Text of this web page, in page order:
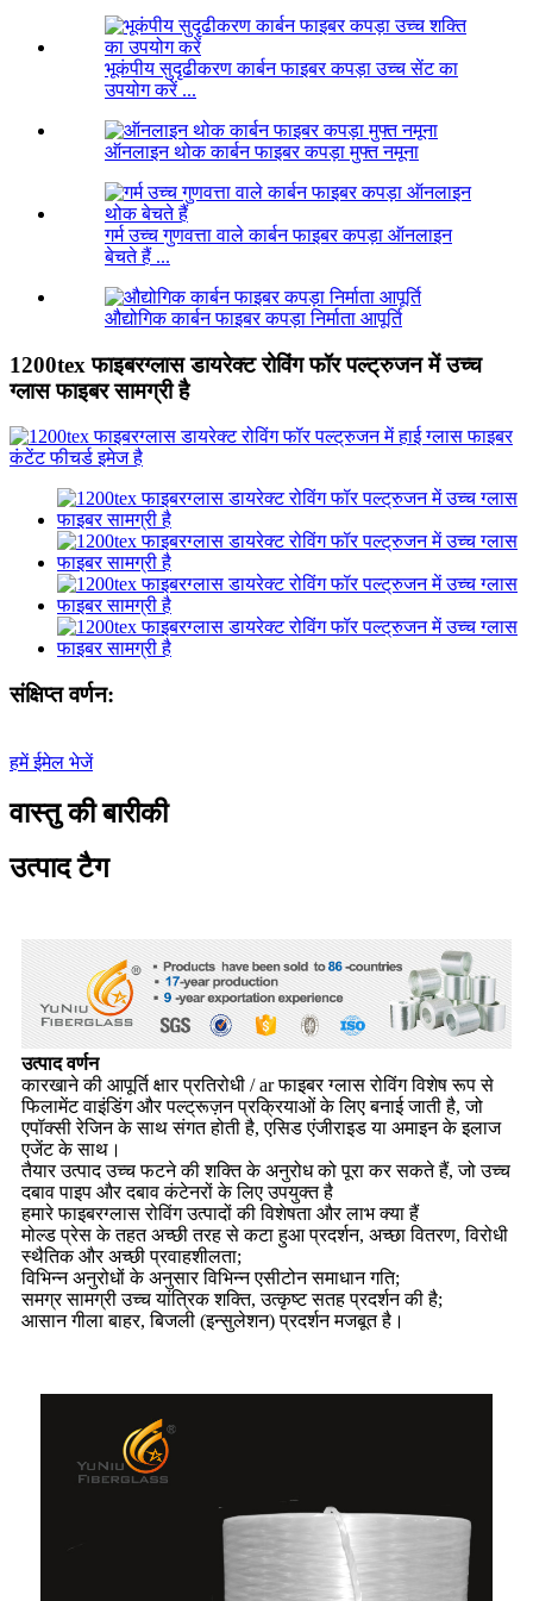
भूकंपीय सुदृढीकरण कार्बन फाइबर कपड़ा उच्च सेंट का
उपयोग करें ...
ऑनलाइन थोक कार्बन फाइबर कपड़ा मुफ्त नमूना
गर्म उच्च गुणवत्ता वाले कार्बन फाइबर कपड़ा ऑनलाइन
बेचते हैं ...
औद्योगिक कार्बन फाइबर कपड़ा निर्माता आपूर्ति
1200tex फाइबरग्लास डायरेक्ट रोविंग फॉर पल्ट्रुजन में उच्च
ग्लास फाइबर सामग्री है
संक्षिप्त वर्णन:
हमें ईमेल भेजें
वास्तु की बारीकी
उत्पाद टैग
उत्पाद वर्णन
कारखाने की आपूर्ति क्षार प्रतिरोधी / ar फाइबर ग्लास रोविंग विशेष रूप से
फिलामेंट वाइंडिंग और पल्ट्रूज़न प्रक्रियाओं के लिए बनाई जाती है, जो
एपॉक्सी रेजिन के साथ संगत होती है, एसिड एंजीराइड या अमाइन के इलाज
एजेंट के साथ।
तैयार उत्पाद उच्च फटने की शक्ति के अनुरोध को पूरा कर सकते हैं, जो उच्च
दबाव पाइप और दबाव कंटेनरों के लिए उपयुक्त है
हमारे फाइबरग्लास रोविंग उत्पादों की विशेषता और लाभ क्या हैं
मोल्ड प्रेस के तहत अच्छी तरह से कटा हुआ प्रदर्शन, अच्छा वितरण, विरोधी
स्थैतिक और अच्छी प्रवाहशीलता;
विभिन्न अनुरोधों के अनुसार विभिन्न एसीटोन समाधान गति;
समग्र सामग्री उच्च यांत्रिक शक्ति, उत्कृष्ट सतह प्रदर्शन की है;
आसान गीला बाहर, बिजली (इन्सुलेशन) प्रदर्शन मजबूत है।